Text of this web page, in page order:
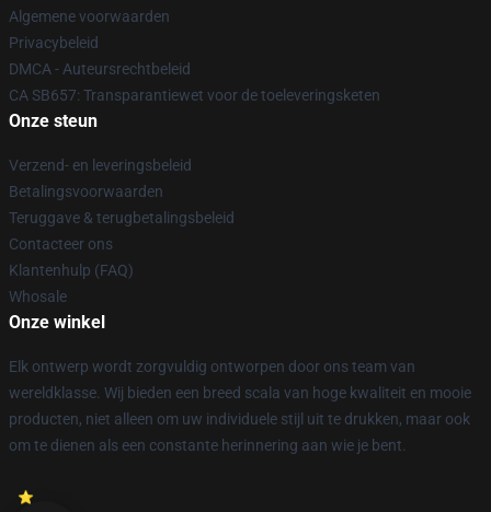
Algemene voorwaarden
Privacybeleid
DMCA - Auteursrechtbeleid
CA SB657: Transparantiewet voor de toeleveringsketen
Onze steun
Verzend- en leveringsbeleid
Betalingsvoorwaarden
Teruggave & terugbetalingsbeleid
Contacteer ons
Klantenhulp (FAQ)
Whosale
Onze winkel
Elk ontwerp wordt zorgvuldig ontworpen door ons team van
wereldklasse. Wij bieden een breed scala van hoge kwaliteit en mooie
producten, niet alleen om uw individuele stijl uit te drukken, maar ook
om te dienen als een constante herinnering aan wie je bent.